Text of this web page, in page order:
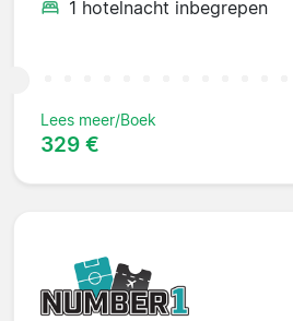
1 hotelnacht inbegrepen
Lees meer/Boek
329 €